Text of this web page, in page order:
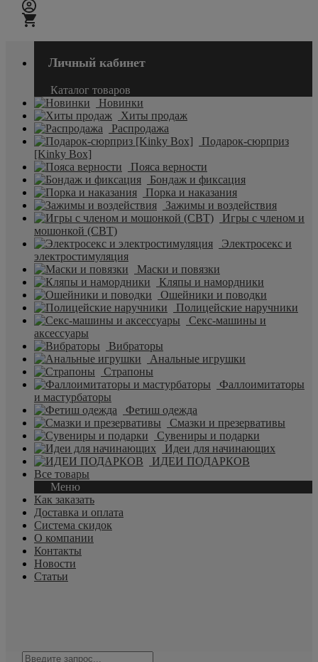
Личный кабинет
Каталог товаров
Новинки
Хиты продаж
Распродажа
Подарок-сюрприз
[Kinky Box]
Пояса верности
Бондаж и фиксация
Порка и наказания
Зажимы и воздействия
Игры с членом и
мошонкой (CBT)
Электросекс и
электростимуляция
Маски и повязки
Кляпы и намордники
Ошейники и поводки
Полицейские наручники
Секс-машины и
аксессуары
Вибраторы
Анальные игрушки
Страпоны
Фаллоимитаторы
и мастурбаторы
Фетиш одежда
Смазки и презервативы
Сувениры и подарки
Идеи для начинающих
ИДЕИ ПОДАРКОВ
Все товары
Меню
Как заказать
Доставка и оплата
Система скидок
О компании
Контакты
Новости
Статьи